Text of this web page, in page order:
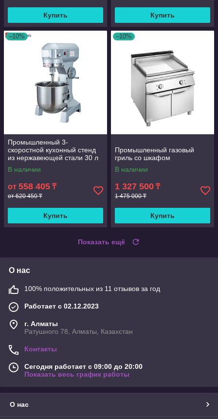
Купить Купить
–10%
Промышленный 3-
скоростной кухонный стенд
из нержавеющей стали 30 л
В наличии
от 558 405 ₸
от 620 450 ₸
Купить
–10%
Промышленный газовый
гриль со шкафом
В наличии
1 327 500 ₸
1 475 000 ₸
Купить
Показать ещё
О нас
100% положительных из 11 отзывов за год
Работает с 02.12.2023
г. Алматы
Ратушного 78, Алматы, Казахстан
Контакты
Сегодня работает с 09:00 до 20:00
Показать весь график работы
О нас